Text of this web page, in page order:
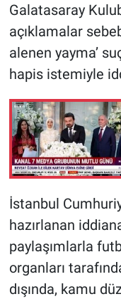
Galatasaray
açıklamalar
alenen yayma’
hapis istemiyle
İstanbul
hazırlanan
paylaşımlarla
organları
dışında, kamu